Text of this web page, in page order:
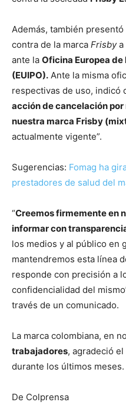
Además, también presentó
contra de la marca Frisbya
ante la Oficina Europea
(EUIPO). Ante la misma
respectivas de uso, indicó
acción de cancelación
nuestra marca Frisby
actualmente vigente”.
Sugerencias: Fomag ha
prestadores de salud del
“Creemos firmemente en
informar con
los medios y al público en
mantendremos esta línea
responde con precisión a
confidencialidad del
través de un comunicado.
La marca colombiana, en
trabajadores, agradeció
durante los últimos meses.
De Colprensa